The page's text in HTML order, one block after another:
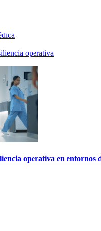
operativa
operativa en entornos